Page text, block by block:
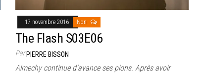
17 novembre 2016 Non
The Flash S03E06
ParPIERRE BISSON
Almechy continue d’avance ses pions. Après avoir